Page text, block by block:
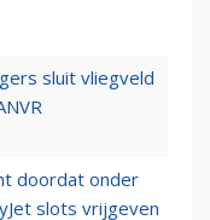
sluit vliegveld
doordat onder
slots vrijgeven